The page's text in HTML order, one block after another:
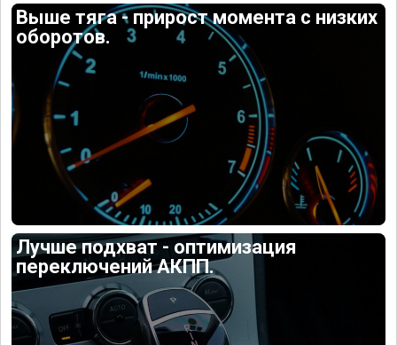
Выше тяга - прирост момента с низких
оборотов.
Лучше подхват - оптимизация
переключений АКПП.